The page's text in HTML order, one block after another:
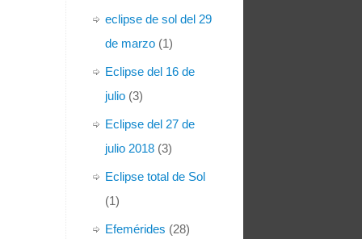
eclipse de sol del 29
de marzo (1)
Eclipse del 16 de
julio (3)
Eclipse del 27 de
julio 2018 (3)
Eclipse total de Sol
(1)
Efemérides (28)